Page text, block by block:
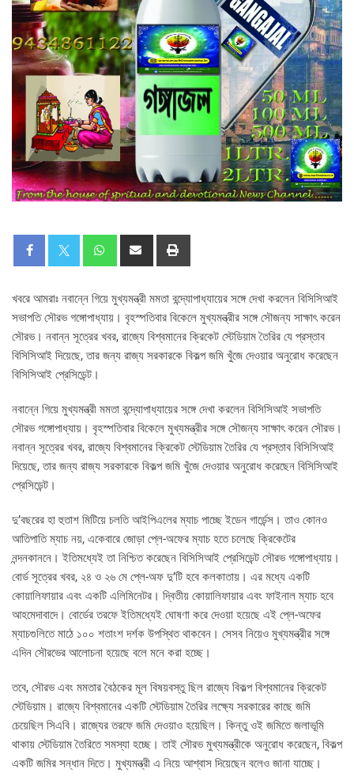
খবরে আমরাঃ নবান্নে গিয়ে মুখ্যমন্ত্রী মমতা বন্দ্যোপাধ্যায়ের সঙ্গে দেখা করলেন বিসিসিআই
সভাপতি সৌরভ গঙ্গোপাধ্যায়। বৃহস্পতিবার বিকেলে মুখ্যমন্ত্রীর সঙ্গে সৌজন্য সাক্ষাৎ করেন
সৌরভ। নবান্ন সূত্রের খবর, রাজ্যে বিশ্বমানের ক্রিকেট স্টেডিয়াম তৈরির যে প্রস্তাব
বিসিসিআই দিয়েছে, তার জন্য রাজ্য সরকারকে বিকল্প জমি খুঁজে দেওয়ার অনুরোধ করেছেন
বিসিসিআই প্রেসিডেন্ট।
নবান্নে গিয়ে মুখ্যমন্ত্রী মমতা বন্দ্যোপাধ্যায়ের সঙ্গে দেখা করলেন বিসিসিআই সভাপতি
সৌরভ গঙ্গোপাধ্যায়। বৃহস্পতিবার বিকেলে মুখ্যমন্ত্রীর সঙ্গে সৌজন্য সাক্ষাৎ করেন সৌরভ।
নবান্ন সূত্রের খবর, রাজ্যে বিশ্বমানের ক্রিকেট স্টেডিয়াম তৈরির যে প্রস্তাব বিসিসিআই
দিয়েছে, তার জন্য রাজ্য সরকারকে বিকল্প জমি খুঁজে দেওয়ার অনুরোধ করেছেন বিসিসিআই
প্রেসিডেন্ট।
দু’বছরের হা হুতাশ মিটিয়ে চলতি আইপিএলের ম্যাচ পাচ্ছে ইডেন গার্ডেন্স। তাও কোনও
আতিপাতি ম্যাচ নয়, একেবারে জোড়া প্লে-অফের ম্যাচ হতে চলেছে ক্রিকেটের
নন্দনকাননে। ইতিমধ্যেই তা নিশ্চিত করেছেন বিসিসিআই প্রেসিডেন্ট সৌরভ গঙ্গোপাধ্যায়।
বোর্ড সূত্রের খবর, ২৪ ও ২৬ মে প্লে-অফ দু’টি হবে কলকাতায়। এর মধ্যে একটি
কোয়ালিফায়ার এবং একটি এলিমিনেটর। দ্বিতীয় কোয়ালিফায়ার এবং ফাইনাল ম্যাচ হবে
আহমেদাবাদে। বোর্ডের তরফে ইতিমধ্যেই ঘোষণা করে দেওয়া হয়েছে এই প্লে-অফের
ম্যাচগুলিতে মাঠে ১০০ শতাংশ দর্শক উপস্থিত থাকবেন। সেসব নিয়েও মুখ্যমন্ত্রীর সঙ্গে
এদিন সৌরভের আলোচনা হয়েছে বলে মনে করা হচ্ছে।
তবে, সৌরভ এবং মমতার বৈঠকের মূল বিষয়বস্তু ছিল রাজ্যে বিকল্প বিশ্বমানের ক্রিকেট
স্টেডিয়াম। রাজ্যে বিশ্বমানের একটি স্টেডিয়াম তৈরির লক্ষ্যে সরকারের কাছে জমি
চেয়েছিল সিএবি। রাজ্যের তরফে জমি দেওয়াও হয়েছিল। কিন্তু ওই জমিতে জলাভূমি
থাকায় স্টেডিয়াম তৈরিতে সমস্যা হচ্ছে। তাই সৌরভ মুখ্যমন্ত্রীকে অনুরোধ করেছেন, বিকল্প
একটি জমির সন্ধান দিতে। মুখ্যমন্ত্রী এ নিয়ে আশ্বাস দিয়েছেন বলেও জানা যাচ্ছে।